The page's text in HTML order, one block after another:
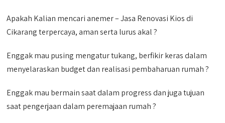
Apakah Kalian mencari anemer – Jasa Renovasi Kios di
Cikarang terpercaya, aman serta lurus akal ?
Enggak mau pusing mengatur tukang, berfikir keras dalam
menyelaraskan budget dan realisasi pembaharuan rumah ?
Enggak mau bermain saat dalam progress dan juga tujuan
saat pengerjaan dalam peremajaan rumah ?